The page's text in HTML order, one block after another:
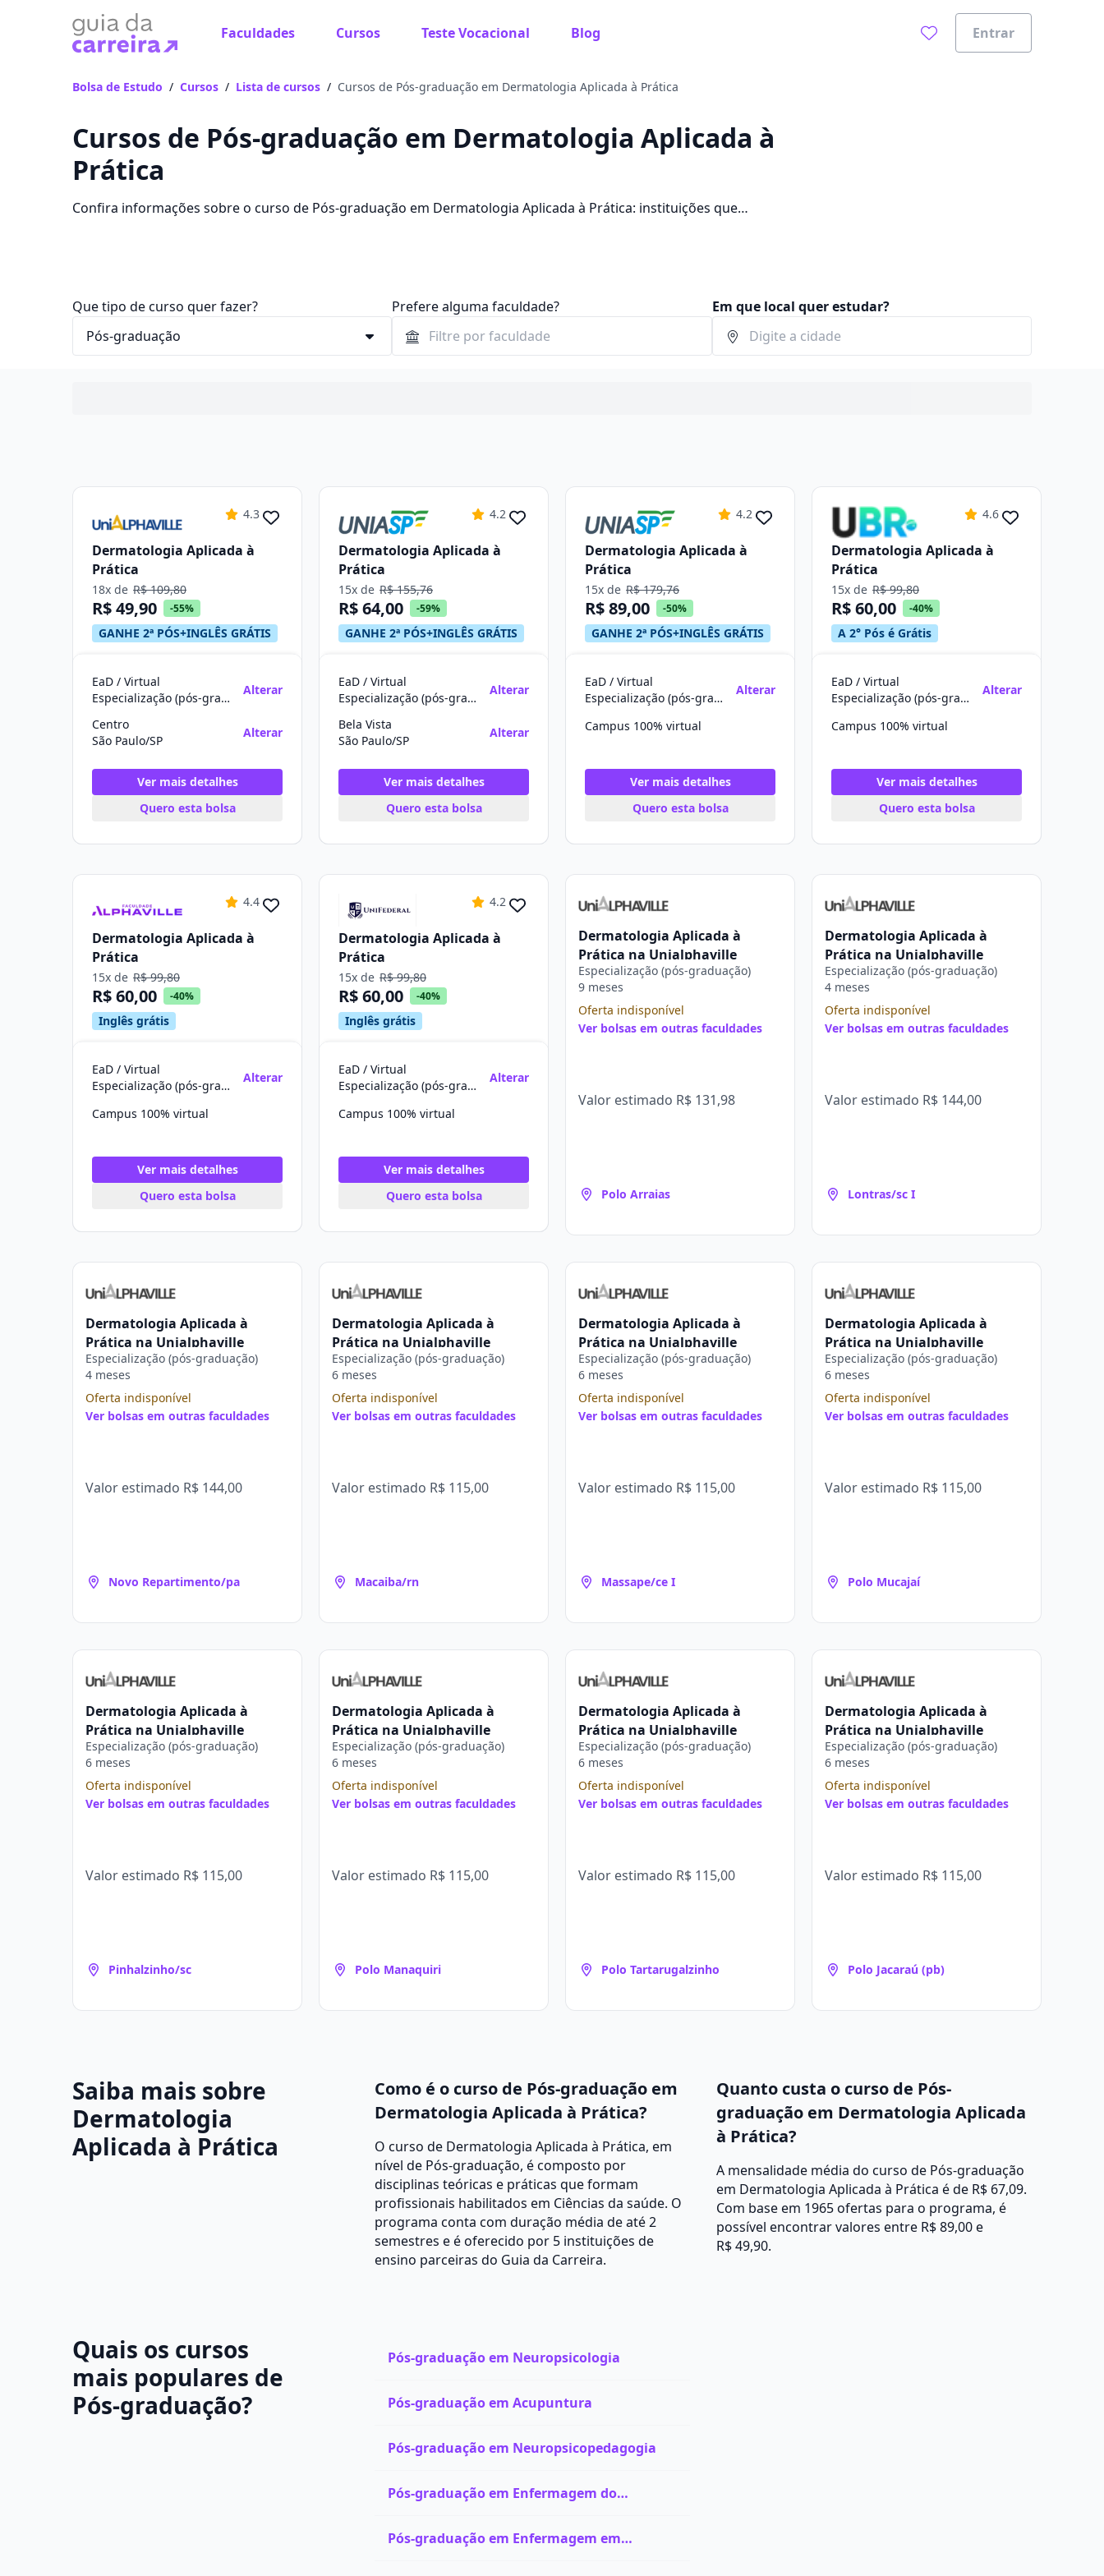
Faculdades Cursos Teste Vocacional Blog Entrar
Bolsa de Estudo / Cursos / Lista de cursos / Cursos de Pós-graduação em Dermatologia Aplicada à Prática
Cursos de Pós-graduação em Dermatologia Aplicada à
Prática
Confira informações sobre o curso de Pós-graduação em Dermatologia Aplicada à Prática: instituições que
Que tipo de curso quer fazer? Prefere alguma faculdade? Em que local quer estudar?
4.3
Dermatologia Aplicada à
Prática
18x de R$ 109,80
R$ 49,90 -55%
GANHE 2ª PÓS+INGLÊS GRÁTIS
EaD / Virtual
Especialização (pós-graduação)
Alterar
Centro
São Paulo/SP
Alterar
Ver mais detalhes
Quero esta bolsa
4.2
Dermatologia Aplicada à
Prática
15x de R$ 155,76
R$ 64,00 -59%
GANHE 2ª PÓS+INGLÊS GRÁTIS
EaD / Virtual
Especialização (pós-graduação)
Alterar
Bela Vista
São Paulo/SP
Alterar
Ver mais detalhes
Quero esta bolsa
4.2
Dermatologia Aplicada à
Prática
15x de R$ 179,76
R$ 89,00 -50%
GANHE 2ª PÓS+INGLÊS GRÁTIS
EaD / Virtual
Especialização (pós-graduação)
Alterar
Campus 100% virtual
Ver mais detalhes
Quero esta bolsa
4.6
Dermatologia Aplicada à
Prática
15x de R$ 99,80
R$ 60,00 -40%
A 2° Pós é Grátis
EaD / Virtual
Especialização (pós-graduação)
Alterar
Campus 100% virtual
Ver mais detalhes
Quero esta bolsa
4.4
Dermatologia Aplicada à
Prática
15x de R$ 99,80
R$ 60,00 -40%
Inglês grátis
EaD / Virtual
Especialização (pós-graduação)
Alterar
Campus 100% virtual
Ver mais detalhes
Quero esta bolsa
4.2
Dermatologia Aplicada à
Prática
15x de R$ 99,80
R$ 60,00 -40%
Inglês grátis
EaD / Virtual
Especialização (pós-graduação)
Alterar
Campus 100% virtual
Ver mais detalhes
Quero esta bolsa
Dermatologia Aplicada à
Prática na Unialphaville
Especialização (pós-graduação)
9 meses
Oferta indisponível
Ver bolsas em outras faculdades
Valor estimado R$ 131,98
Polo Arraias
Dermatologia Aplicada à
Prática na Unialphaville
Especialização (pós-graduação)
4 meses
Oferta indisponível
Ver bolsas em outras faculdades
Valor estimado R$ 144,00
Lontras/sc I
Dermatologia Aplicada à
Prática na Unialphaville
Especialização (pós-graduação)
4 meses
Oferta indisponível
Ver bolsas em outras faculdades
Valor estimado R$ 144,00
Novo Repartimento/pa
Dermatologia Aplicada à
Prática na Unialphaville
Especialização (pós-graduação)
6 meses
Oferta indisponível
Ver bolsas em outras faculdades
Valor estimado R$ 115,00
Macaiba/rn
Dermatologia Aplicada à
Prática na Unialphaville
Especialização (pós-graduação)
6 meses
Oferta indisponível
Ver bolsas em outras faculdades
Valor estimado R$ 115,00
Massape/ce I
Dermatologia Aplicada à
Prática na Unialphaville
Especialização (pós-graduação)
6 meses
Oferta indisponível
Ver bolsas em outras faculdades
Valor estimado R$ 115,00
Polo Mucajaí
Dermatologia Aplicada à
Prática na Unialphaville
Especialização (pós-graduação)
6 meses
Oferta indisponível
Ver bolsas em outras faculdades
Valor estimado R$ 115,00
Pinhalzinho/sc
Dermatologia Aplicada à
Prática na Unialphaville
Especialização (pós-graduação)
6 meses
Oferta indisponível
Ver bolsas em outras faculdades
Valor estimado R$ 115,00
Polo Manaquiri
Dermatologia Aplicada à
Prática na Unialphaville
Especialização (pós-graduação)
6 meses
Oferta indisponível
Ver bolsas em outras faculdades
Valor estimado R$ 115,00
Polo Tartarugalzinho
Dermatologia Aplicada à
Prática na Unialphaville
Especialização (pós-graduação)
6 meses
Oferta indisponível
Ver bolsas em outras faculdades
Valor estimado R$ 115,00
Polo Jacaraú (pb)
Saiba mais sobre
Dermatologia
Aplicada à Prática
Como é o curso de Pós-graduação em
Dermatologia Aplicada à Prática?
O curso de Dermatologia Aplicada à Prática, em
nível de Pós-graduação, é composto por
disciplinas teóricas e práticas que formam
profissionais habilitados em Ciências da saúde. O
programa conta com duração média de até 2
semestres e é oferecido por 5 instituições de
ensino parceiras do Guia da Carreira.
Quanto custa o curso de Pós-
graduação em Dermatologia Aplicada
à Prática?
A mensalidade média do curso de Pós-graduação
em Dermatologia Aplicada à Prática é de R$ 67,09.
Com base em 1965 ofertas para o programa, é
possível encontrar valores entre R$ 89,00 e
R$ 49,90.
Quais os cursos
mais populares de
Pós-graduação?
Pós-graduação em Neuropsicologia
Pós-graduação em Acupuntura
Pós-graduação em Neuropsicopedagogia
Pós-graduação em Enfermagem do
Pós-graduação em Enfermagem em